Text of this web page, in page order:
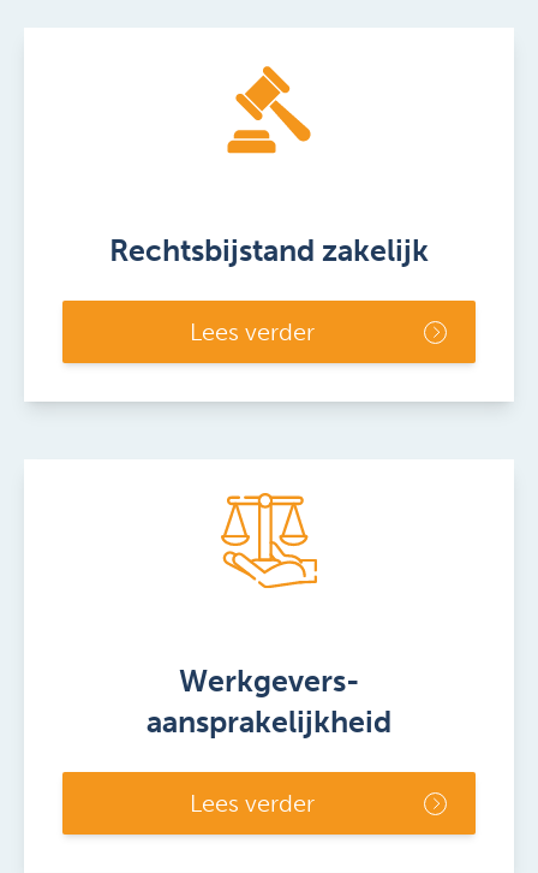
Rechtsbijstand zakelijk
Lees verder
Werkgevers-
aansprakelijkheid
Lees verder